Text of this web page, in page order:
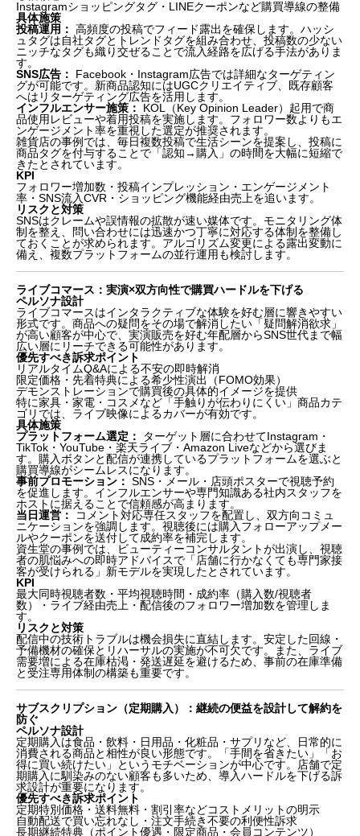
Instagramショッピングタグ・LINEクーポンなど購買導線の整備
具体施策
投稿運用： 高頻度の投稿でフィード露出を確保します。ハッシ
ュタグは自社タグとトレンドタグを組み合わせ、投稿数の少ない
ニッチなタグも織り交ぜることで流入経路を広げる手法がありま
す。
SNS広告：
Facebook・Instagram広告では詳細なターゲティン
グが可能です。新商品認知にはUGCクリエイティブ、既存顧客
へはリターゲティング広告を活用します。
インフルエンサー施策：
KOL（Key Opinion Leader）起用で商
品使用レビューや着用投稿を実施します。フォロワー数よりもエ
ンゲージメント率を重視した選定が推奨されます。
雑貨店の事例では、毎日複数投稿で生活シーンを提案し、投稿に
商品タグを付与することで「認知→購入」の時間を大幅に短縮で
きたとされています。
KPI
フォロワー増加数・投稿インプレッション・エンゲージメント
率・SNS流入CVR・ショッピング機能経由売上を追います。
リスクと対策
SNSはクレームや誤情報の拡散が速い媒体です。モニタリング体
制を整え、問い合わせには迅速かつ丁寧に対応する体制を整備し
ておくことが求められます。アルゴリズム変更による露出変動に
備え、複数プラットフォームの並行運用も検討します。
ライブコマース：実演×双方向性で購買ハードルを下げる
ペルソナ設計
ライブコマースはインタラクティブな体験を好む層に響きやすい
形式です。商品への疑問をその場で解消したい「疑問解消欲求」
が高い顧客が中心で、実演販売を好む年配層からSNS世代まで幅
広い層にリーチできる可能性があります。
優先すべき訴求ポイント
リアルタイムQ&Aによる不安の即時解消
限定価格・先着特典による希少性演出（FOMO効果）
デモンストレーションで購買後の具体的イメージを提供
特に家具・家電・コスメなど「手触りが伝わりにくい」商品カテ
ゴリでは、ライブ映像によるカバーが有効です。
具体施策
プラットフォーム選定：
ターゲット層に合わせてInstagram・
TikTok・YouTube・楽天ライブ・Amazon Liveなどから選びま
す。購入ボタンと配信が連携しているプラットフォームを選ぶと
購買導線がシームレスになります。
事前プロモーション： SNS・メール・店頭ポスターで視聴予約
を促進します。インフルエンサーや専門知識ある社内スタッフを
ホストに据えることで信頼感が高まります。
当日運営：
コメント対応専任スタッフを配置し、双方向コミュ
ニケーションを強調します。視聴後には購入フォローアップメー
ルやクーポンを送付して成約率を補完します。
資生堂の事例では、ビューティーコンサルタントが出演し、視聴
者の肌悩みへの即時アドバイスで「店舗に行かなくても専門家接
客が受けられる」新モデルを実現したとされています。
KPI
最大同時視聴者数・平均視聴時間・成約率（購入数/視聴者
数）・ライブ経由売上・配信後のフォロワー増加数を管理しま
す。
リスクと対策
配信中の技術トラブルは機会損失に直結します。安定した回線・
予備機材の確保とリハーサルの実施が不可欠です。また、ライブ
需要増による在庫枯渇・発送遅延を避けるため、事前の在庫準備
と受注専用体制の構築も重要です。
サブスクリプション（定期購入）：継続の便益を設計して解約を
防ぐ
ペルソナ設計
定期購入は食品・飲料・日用品・化粧品・サプリなど、日常的に
消費される商品と相性が良い形態です。「手間を省きたい」「お
得に買い続けたい」というモチベーションが中心です。店舗で定
期購入に馴染みのない顧客も多いため、導入ハードルを下げる訴
求設計が重要になります。
優先すべき訴求ポイント
定期特別価格・送料無料・割引率などコストメリットの明示
自動配送で買い忘れなし・注文手続き不要の利便性訴求
長期継続特典（ポイント優遇・限定商品・会員コンテンツ）
はじめに：「売れる店舗商品」がECで売れるとは限
らない理由
最初の一手：店舗データを分析して「誰に売るか」を
自社ECサイト：ブランドファンを育てる「世界観の
場」
ECモール（楽天・Amazon等）：比較・検索から始ま
る購買に応える
SNS販売（Instagram / Facebook / LINE）：共感と発
ライブコマース：実演×双方向性で購買ハードルを下
げる
サブスクリプション（定期購入）：継続の便益を設計
して解約を防ぐ
販路別まとめ：チャネルの特性と施策の全体像
短中長期ロードマップの考え方
まとめ：販路別の「顧客理解」が転用成功の鍵